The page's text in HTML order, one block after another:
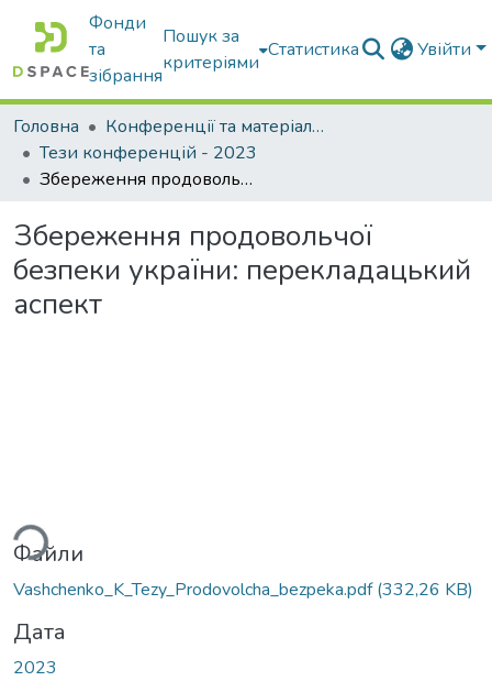
Фонди
та
зібрання
Пошук за
критеріями
Статистика Увійти
Головна
Конференції та матеріали конференцій
Тези конференцій - 2023
Збереження продовольчої безпеки україни: перекладацький аспект
Збереження продовольчої
безпеки україни: перекладацький
аспект
Файли
Vashchenko_K_Tezy_Prodovolcha_bezpeka.pdf(332,26 KB)
Дата
2023